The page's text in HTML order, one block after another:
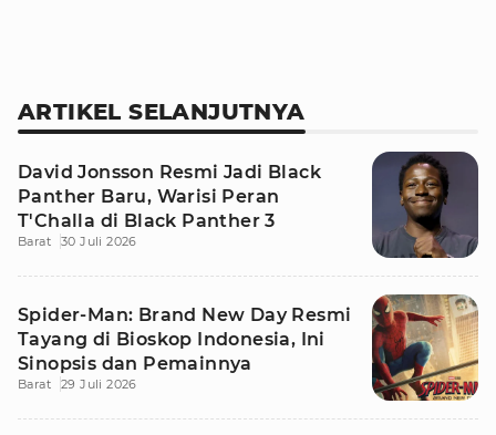
ARTIKEL SELANJUTNYA
David Jonsson Resmi Jadi Black
Panther Baru, Warisi Peran
T'Challa di Black Panther 3
Barat 30 Juli 2026
Spider-Man: Brand New Day Resmi
Tayang di Bioskop Indonesia, Ini
Sinopsis dan Pemainnya
Barat 29 Juli 2026